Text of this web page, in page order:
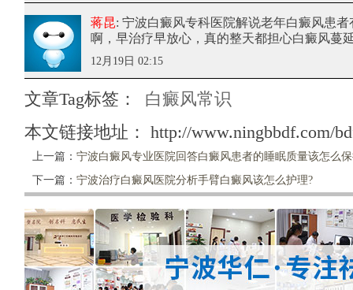
蒋昆: 宁波白癜风专科医院解说老年白癜风患者
啊，早治疗早放心，真的整天都担心白癜风蔓
12月19日 02:15
文章Tag标签：
白癜风常识
本文链接地址： http://www.ningbbdf.com/
上一篇： 宁波白癜风专业医院回答白癜风患者的睡眠质量该怎么
下一篇： 宁波治疗白癜风医院分析手臂白癜风该怎么护理?